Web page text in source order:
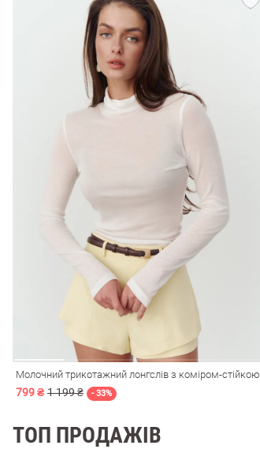
Молочний трикотажний лонгслів з коміром-стійкою
799 ₴ 1 199 ₴ - 33%
ТОП ПРОДАЖІВ